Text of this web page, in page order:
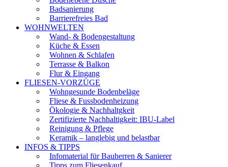
Badsanierung
Barrierefreies Bad
WOHNWELTEN
Wand- & Bodengestaltung
Küche & Essen
Wohnen & Schlafen
Terrasse & Balkon
Flur & Eingang
FLIESEN-VORZÜGE
Wohngesunde Bodenbeläge
Fliese & Fussbodenheizung
Ökologie & Nachhaltgkeit
Zertifizierte Nachhaltigkeit: IBU-Label
Reinigung & Pflege
Keramik – langlebig und belastbar
INFOS & TIPPS
Infomaterial für Bauherren & Sanierer
Tipps zum Fliesenkauf